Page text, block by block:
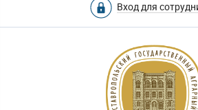
Вход для